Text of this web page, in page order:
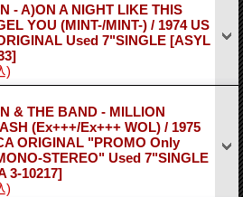
- A)ON A NIGHT LIKE THIS
YOU (MINT-/MINT-) / 1974 US
Used 7"SINGLE [ASYL
)
& THE BAND - MILLION
(Ex+++/Ex+++ WOL) / 1975
ORIGINAL "PROMO Only
STEREO" Used 7"SINGLE
3-10217]
)